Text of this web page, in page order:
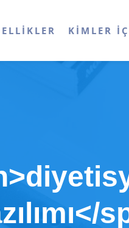
KIMLER